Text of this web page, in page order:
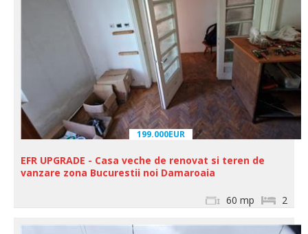
199.000EUR
EFR UPGRADE - Casa veche de renovat si teren de
vanzare zona Bucurestii noi Damaroaia
2
60 mp